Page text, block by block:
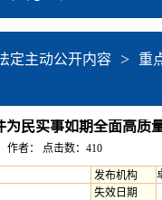
定主动公开内容 >
重
为民实事如期全面高质
作者： 点击数： 410
发布机构
失效日期